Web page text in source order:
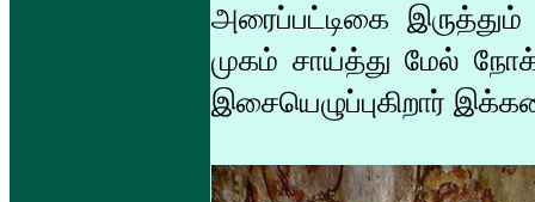
அரைப்பட்டிகை
முகம் சாய்த்து மேல்
இசையெழுப்புகிறார்